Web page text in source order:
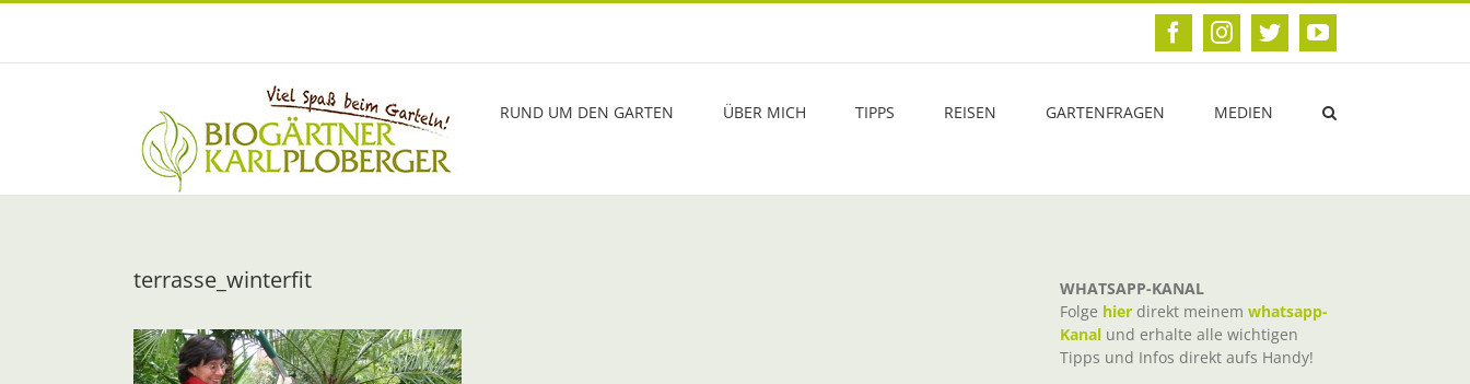
Zum
FacebookInstagram
TwitterYouTube
RUND UM DEN GARTEN ÜBER MICH TIPPS REISEN GARTENFRAGEN MEDIEN
terrasse_winterfit
WHATSAPP-KANAL
Folge hier direkt meinem whatsapp-
Kanal und erhalte alle wichtigen
Tipps und Infos direkt aufs Handy!